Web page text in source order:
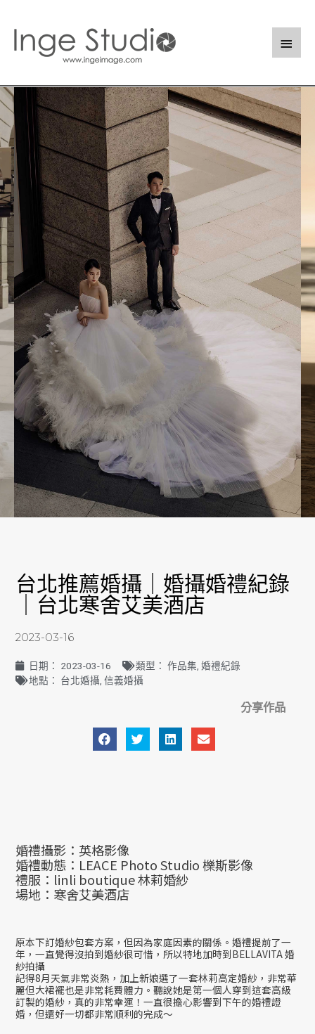
台北推薦婚攝｜婚攝婚禮紀錄
｜台北寒舍艾美酒店
2023-03-16
日期： 2023-03-16 類型： 作品集 ,婚禮紀錄
地點：
台北婚攝 ,信義婚攝
分享作品
婚禮攝影：英格影像
婚禮動態：LEACE Photo Studio 櫟斯影像
禮服：linli boutique 林莉婚紗
場地：寒舍艾美酒店
原本下訂婚紗包套方案，但因為家庭因素的關係。婚禮提前了一
年，一直覺得沒拍到婚紗很可惜，所以特地加時到BELLAVITA 婚
紗拍攝
記得8月天氣非常炎熱，加上新娘選了一套林莉高定婚紗，非常華
麗但大裙襬也是非常耗費體力。聽說她是第一個人穿到這套高級
訂製的婚紗，真的非常幸運！一直很擔心影響到下午的婚禮證
婚，但還好一切都非常順利的完成～